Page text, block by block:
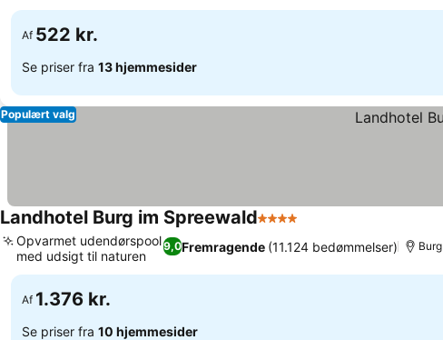
Af 522 kr.
Se priser fra 13 hjemmesider
Populært valg
Landhotel Burg im Spreewald4 Stjerner
9,0Fremragende (11.124 bedømmelser)
Opvarmet udendørspool
med udsigt til naturen
Burg
Af 1.376 kr.
Se priser fra 10 hjemmesider